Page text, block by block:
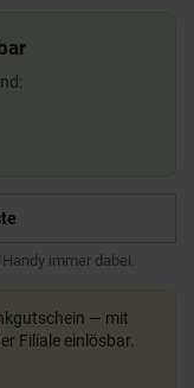
immer dabei.
— mit
Filiale einlösbar.